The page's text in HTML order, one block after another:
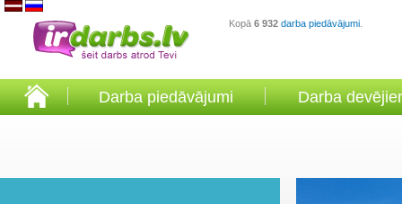
Kopā 6 932 darba piedāvājumi
Darba piedāvājumi Darba